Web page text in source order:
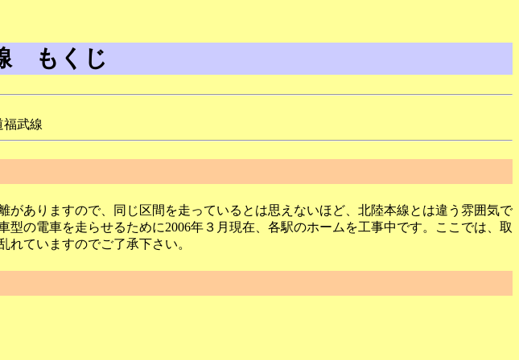
もくじ
福武線
ありますので、同じ区間を走っているとは思えないほど、北陸本線とは違う雰囲気で
の電車を走らせるために2006年３月現在、各駅のホームを工事中です。ここでは、取
ていますのでご了承下さい。